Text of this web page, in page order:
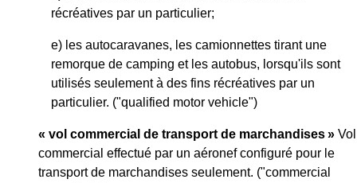
récréatives par un particulier;
e) les autocaravanes, les camionnettes tirant une
remorque de camping et les autobus, lorsqu'ils sont
utilisés seulement à des fins récréatives par un
particulier. ("qualified motor vehicle")
« vol commercial de transport de marchandises » Vol
commercial effectué par un aéronef configuré pour le
transport de marchandises seulement. ("commercial